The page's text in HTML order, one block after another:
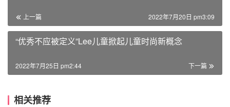
上一篇 2022年7月20日 pm3:09
“优秀不应被定义”Lee儿童掀起儿童时尚新概念
下一篇
2022年7月25日 pm2:44
相关推荐